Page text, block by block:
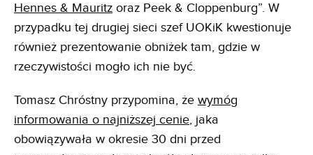
Hennes & Mauritz oraz Peek & Cloppenburg”. W
przypadku tej drugiej sieci szef UOKiK kwestionuje
również prezentowanie obniżek tam, gdzie w
rzeczywistości mogło ich nie być.
Tomasz Chróstny przypomina, że wymóg
informowania o najniższej cenie, jaka
obowiązywała w okresie 30 dni przed